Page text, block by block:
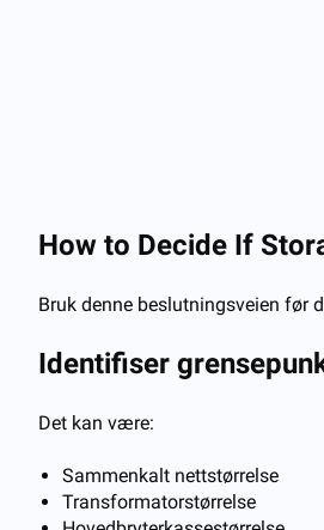
How to Decide If
Bruk denne beslutningsveien før
Identifiser
Det kan være:
Sammenkalt nettstørrelse
Transformatorstørrelse